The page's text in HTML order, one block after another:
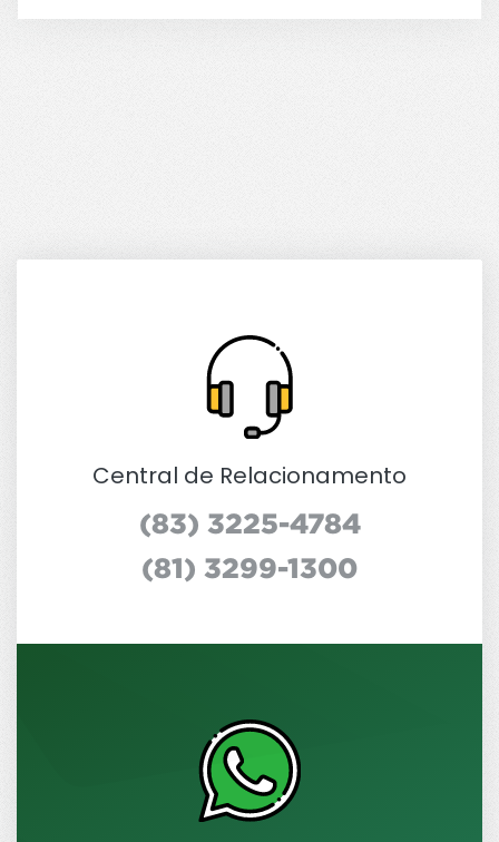
Central de Relacionamento
(83) 3225-4784
(81) 3299-1300